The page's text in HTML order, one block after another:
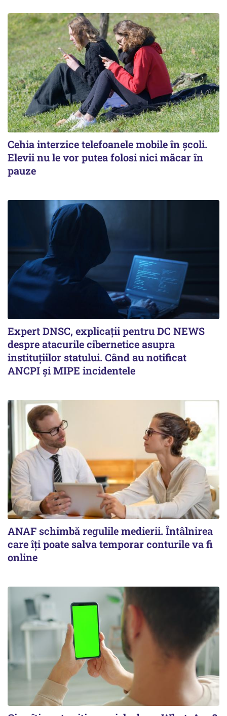
Cehia interzice telefoanele mobile în școli.
Elevii nu le vor putea folosi nici măcar în
pauze
Expert DNSC, explicații pentru DC NEWS
despre atacurile cibernetice asupra
instituțiilor statului. Când au notificat
ANCPI și MIPE incidentele
ANAF schimbă regulile medierii. Întâlnirea
care îți poate salva temporar conturile va fi
online